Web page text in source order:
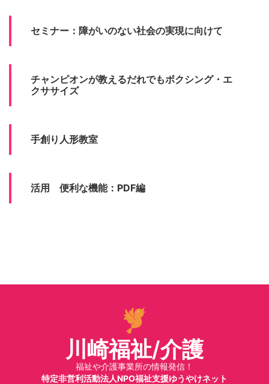
セミナー：障がいのない社会の実現に向けて
チャンピオンが教えるだれでもボクシング・エ
クササイズ
手創り人形教室
活用 便利な機能：PDF編
川崎福祉/介護
福祉や介護事業所の情報発信！
特定非営利活動法人NPO福祉支援ゆうやけネット